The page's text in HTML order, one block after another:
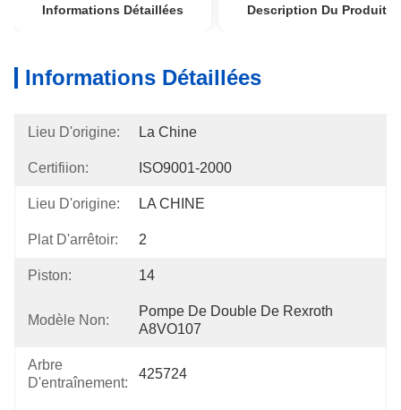
Informations Détaillées Description Du Produit
Informations Détaillées
Lieu D'origine: La Chine
Certifiion: ISO9001-2000
Lieu D'origine: LA CHINE
Plat D'arrêtoir: 2
Piston: 14
Modèle Non:
Pompe De Double De Rexroth
A8VO107
Arbre
D'entraînement:
425724